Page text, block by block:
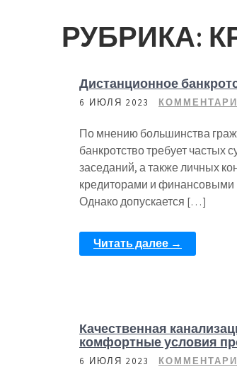
РУБРИКА:
Дистанционное
6 ИЮЛЯ 2023
По мнению большинства
банкротство требует частых
заседаний, а также личных
кредиторами и
Однако допускается […]
Читать далее →
Качественная
комфортные условия
6 ИЮЛЯ 2023